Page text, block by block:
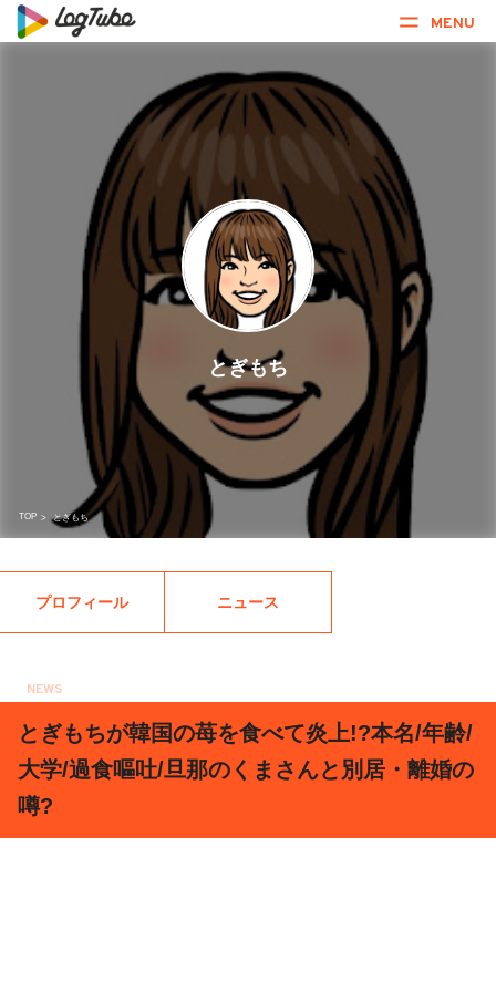
MENU
とぎもち
TOP > とぎもち
プロフィール ニュース
NEWS
とぎもちが韓国の苺を食べて炎上!?本名/年齢/
大学/過食嘔吐/旦那のくまさんと別居・離婚の
噂?